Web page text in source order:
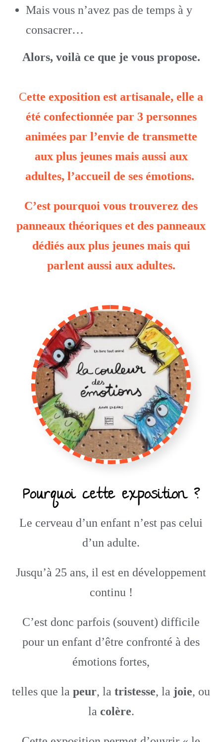
Mais vous n’avez pas de temps à y
consacrer…
Alors, voilà ce que je vous propose.
Cette exposition est artisanale, elle a
été confectionnée par 3 personnes
animées par l’envie de transmette
aux plus jeunes mais aussi aux
adultes, l’accueil de ses émotions.
C’est pourquoi vous trouverez des
panneaux théoriques et des panneaux
dédiés aux plus jeunes mais qui
parlent aussi aux adultes.
Pourquoi cette exposition ?
Le cerveau d’un enfant n’est pas celui
d’un adulte.
Jusqu’à 25 ans, il est en développement
continu !
C’est donc parfois (souvent) difficile
pour un enfant d’être confronté à des
émotions fortes,
telles que la peur, la tristesse, la joie, ou
la colère.